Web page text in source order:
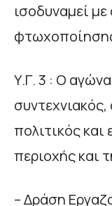
ισοδυναμεί
Υ.Γ. 3 : Ο
συντεχνιακός,
πολιτικός
περιοχής και
– Δράση